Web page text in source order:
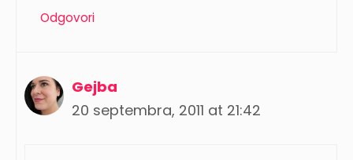
Odgovori
Gejba
20 septembra, 2011 at 21:42